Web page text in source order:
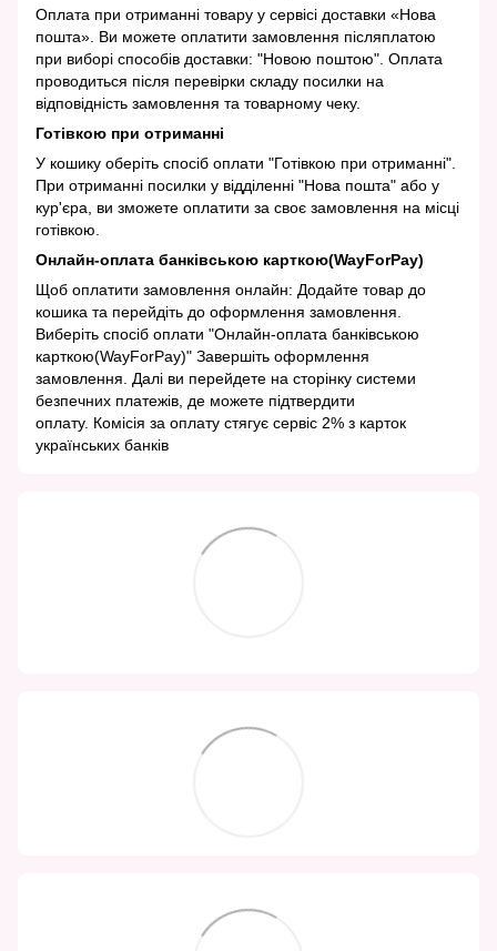
Оплата при отриманні товару у сервісі доставки «Нова
пошта». Ви можете оплатити замовлення післяплатою
при виборі способів доставки: "Новою поштою". Оплата
проводиться після перевірки складу посилки на
відповідність замовлення та товарному чеку.
Готівкою при отриманні
У кошику оберіть спосіб оплати "Готівкою при отриманні".
При отриманні посилки у відділенні "Нова пошта" або у
кур'єра, ви зможете оплатити за своє замовлення на місці
готівкою.
Онлайн-оплата банківською карткою(WayForPay)
Щоб оплатити замовлення онлайн: Додайте товар до
кошика та перейдіть до оформлення замовлення.
Виберіть спосіб оплати "Онлайн-оплата банківською
карткою(WayForPay)" Завершіть оформлення
замовлення. Далі ви перейдете на сторінку системи
безпечних платежів, де можете підтвердити
оплату. Комісія за оплату стягує сервіс 2% з карток
українських банків